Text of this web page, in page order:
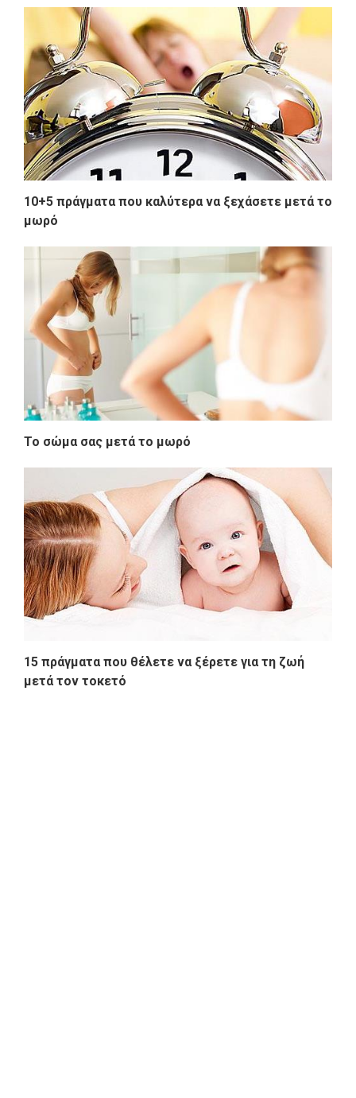
10+5 πράγματα που καλύτερα να ξεχάσετε μετά το
μωρό
Το σώμα σας μετά το μωρό
15 πράγματα που θέλετε να ξέρετε για τη ζωή
μετά τον τοκετό